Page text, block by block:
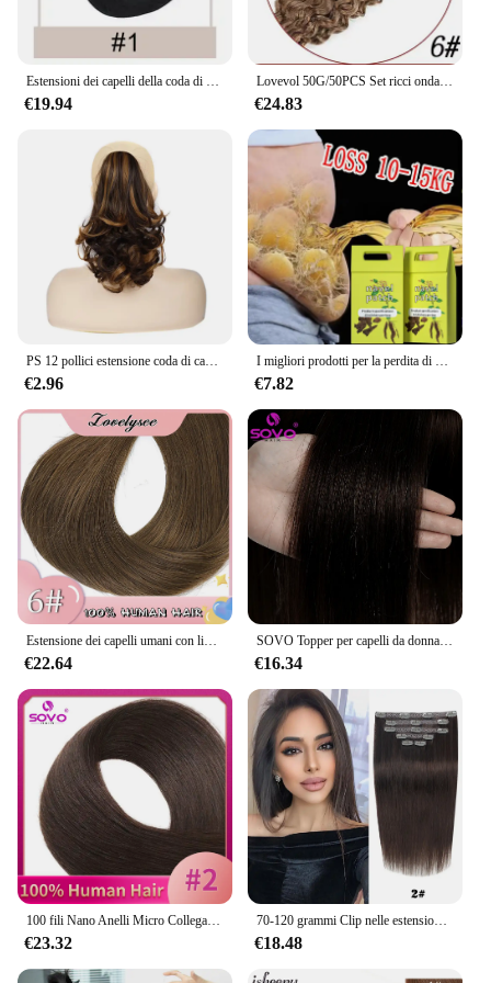
the go.
Estensioni dei capelli della coda di cavallo dell'onda profonda parrucche dei capelli invisibili naturali di Hiar umano reale brasiliano avvolgono il parrucchino per le donne
€19.94
Lovevol 50G/50PCS Set ricci onda V Tip estensioni dei capelli ricci naturali estensioni dei capelli umani reali K Tip cheratina Pre P4-613 colore
€24.83
PS 12 pollici estensione coda di cavallo lunga Clip coda di cavallo riccia nell'estensione dei capelli artiglio parrucchino sintetico dall'aspetto naturale
€2.96
I migliori prodotti per la perdita di peso per donne e uomini bruciagrassi naturale al 100% riducono l'appetito bellezza salute dimagrimento veloce perdere peso
€7.82
Estensione dei capelli umani con linea di pesce con clip Clip per capelli Remy castano naturale dritto brasiliano nel parrucchino per le donne 14-28 pollici
€22.64
SOVO Topper per capelli da donna con Clip 100% Toppers per capelli umani Remy per capelli sottili Clip di colore naturale In estensioni dei capelli di un pezzo
€16.34
100 fili Nano Anelli Micro Collegamenti Estensioni dei capelli umani Bionda naturale Micro Bead Loop Pre incollati Capelli lisci europei Remy
€23.32
70-120 grammi Clip nelle estensioni dei capelli Veri capelli naturali Remy Set dritto 7 pezzi Clip brasiliana nelle estensioni dei capelli umani
€18.48